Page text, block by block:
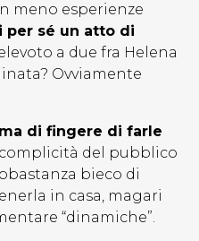
meno esperienze
per sé un atto di
a due fra Helena
Ovviamente
di fingere di farle
del pubblico
bieco di
in casa, magari
“dinamiche”.